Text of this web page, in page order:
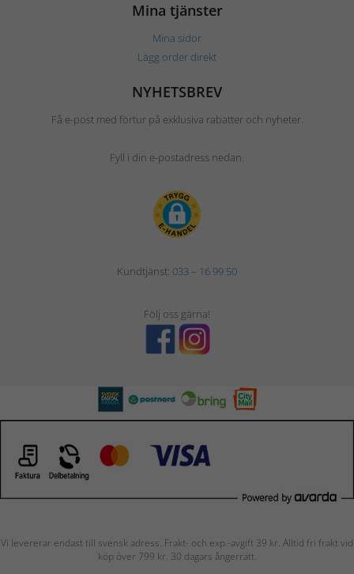
Mina tjänster
Mina sidor
Lägg order direkt
NYHETSBREV
Få e-post med förtur på exklusiva rabatter och nyheter.
Fyll i din e-postadress nedan.
Kundtjänst: 033 – 16 99 50
Följ oss gärna!
Vi levererar endast till svensk adress. Frakt- och exp.-avgift 39 kr. Alltid fri frakt vid
köp över 799 kr. 30 dagars ångerrätt.